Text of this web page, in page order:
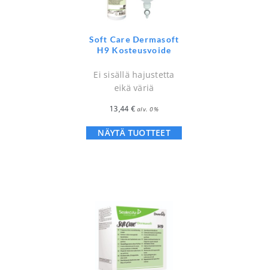
Soft Care Dermasoft
H9 Kosteusvoide
Ei sisällä hajustetta
eikä väriä
13,44 € alv. 0%
NÄYTÄ TUOTTEET